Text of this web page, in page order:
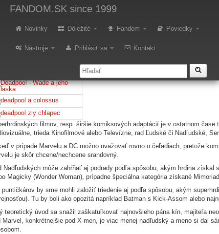
FANDOM.SK since 1999
Novinky Dôležité Fandom Poviedky
Nástroje Prihlásiť sa Kontakt
Deadpool
Mŕtvom jazierku
filmov, resp. širšie komiksových adaptácií je v ostatnom
trieda Kinofilmové alebo Televízne, rad Ľudské či Nadľudské,
v prípade Marvelu a DC možno uvažovať rovno o čeľadiach, pretože
je skôr chcene/nechcene srandovný.
Nadľudských môže zahŕňať aj podrady podľa spôsobu, akým hrdina
Magicky (Wonder Woman), prípadne špeciálna kategória získané
puntičkárov by sme mohli založiť triedenie aj podľa spôsobu, akým
Tu by boli ako opozitá napríklad Batman s Kick-Assom alebo
teoretický úvod sa snažil zaškatuľkovať najnovšieho pána kín, majiteľa
Marvel, konkrétnejšie pod X-men, je viac menej nadľudský a meno si dal